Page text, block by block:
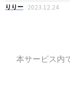
りりー 2023.12.24
本サービス内